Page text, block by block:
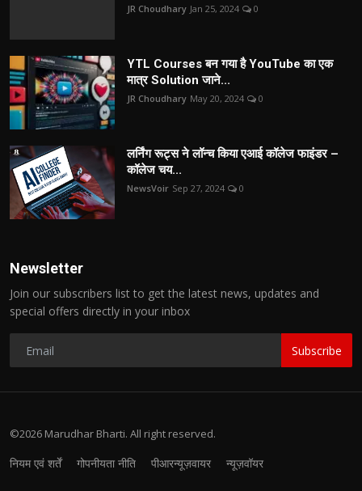
JR Choudhary Jan 25, 2024 0
YTL Courses बन गया है YouTube का एक
मात्र Solution जाने...
JR Choudhary May 20, 2024 0
लर्निंग रूट्स ने लॉन्च किया एआई कॉलेज फाइंडर –
कॉलेज चय...
NewsVoir Sep 27, 2024 0
Newsletter
Join our subscribers list to get the latest news, updates and
special offers directly in your inbox
Subscribe
©2026 Marudhar Bharti. All right reserved.
नियम एवं शर्तें गोपनीयता नीति पीआरन्यूज़वायर न्यूज़वॉयर